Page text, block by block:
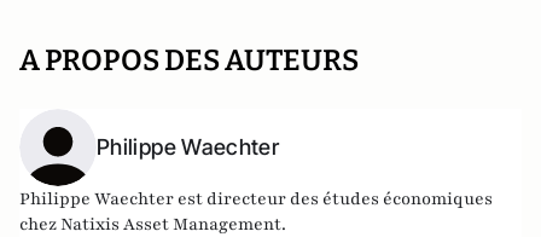
A PROPOS DES AUTEURS
Philippe Waechter
Philippe Waechter est directeur des études économiques
chezNatixis Asset Management.